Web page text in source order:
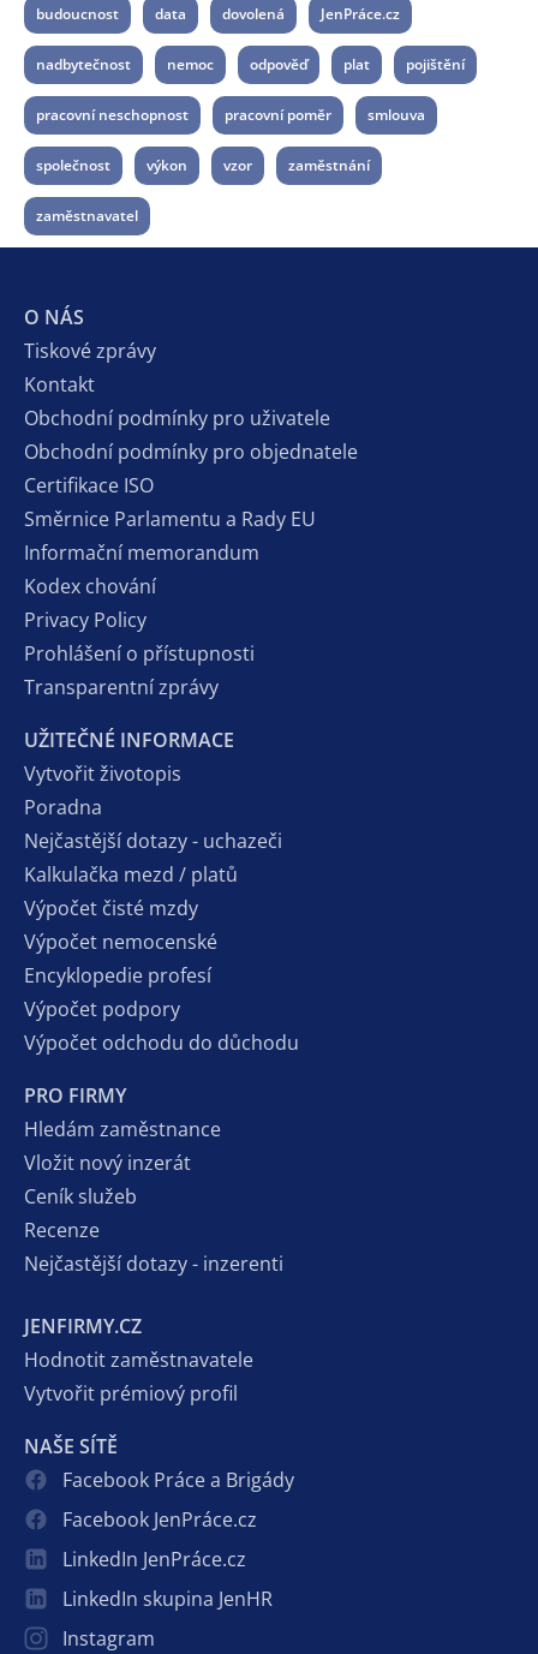
budoucnost data dovolená JenPráce.cz
nadbytečnost nemoc odpověď plat pojištění
pracovní neschopnost pracovní poměr smlouva
společnost výkon vzor zaměstnání
zaměstnavatel
O NÁS
Tiskové zprávy
Kontakt
Obchodní podmínky pro uživatele
Obchodní podmínky pro objednatele
Certifikace ISO
Směrnice Parlamentu a Rady EU
Informační memorandum
Kodex chování
Privacy Policy
Prohlášení o přístupnosti
Transparentní zprávy
UŽITEČNÉ INFORMACE
Vytvořit životopis
Poradna
Nejčastější dotazy - uchazeči
Kalkulačka mezd / platů
Výpočet čisté mzdy
Výpočet nemocenské
Encyklopedie profesí
Výpočet podpory
Výpočet odchodu do důchodu
PRO FIRMY
Hledám zaměstnance
Vložit nový inzerát
Ceník služeb
Recenze
Nejčastější dotazy - inzerenti
JENFIRMY.CZ
Hodnotit zaměstnavatele
Vytvořit prémiový profil
NAŠE SÍTĚ
Facebook Práce a Brigády
Facebook JenPráce.cz
LinkedIn JenPráce.cz
LinkedIn skupina JenHR
Instagram